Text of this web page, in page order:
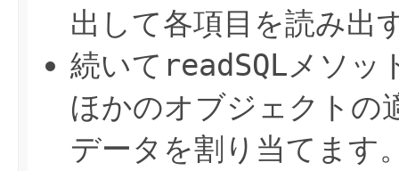
出して各項目を読み出
続いて readSQLメソッ
ほかのオブジェクトの
データを割り当てます